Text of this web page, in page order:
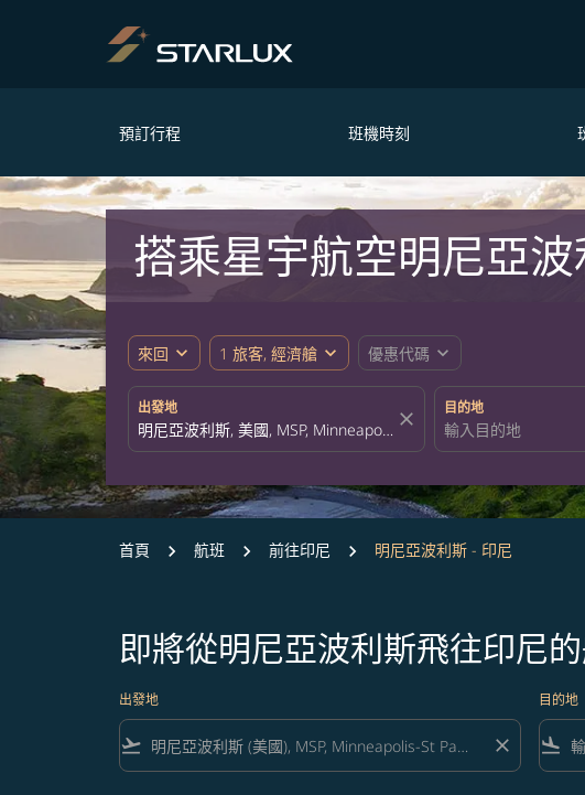
預訂行程 班機時刻
搭乘星宇航空明尼亞
來回 expand_more 1 旅客, 經濟艙 expand_more 優惠代碼 expand_more
出發地
close
目的地
首頁 航班 前往印尼 明尼亞波利斯 - 印尼
即將從明尼亞波利斯飛往印尼
出發地
flight_takeoff close
目的地
flight_land